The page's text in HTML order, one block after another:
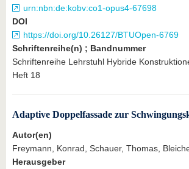
urn:nbn:de:kobv:co1-opus4-67698
DOI
https://doi.org/10.26127/BTUOpen-6769
Schriftenreihe(n) ; Bandnummer
Schriftenreihe Lehrstuhl Hybride
Heft 18
Adaptive Doppelfassade zur
Autor(en)
Freymann, Konrad, Schauer, Thomas,
Herausgeber